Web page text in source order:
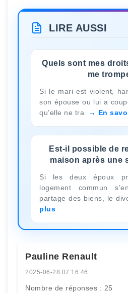
LIRE AUSSI
Quels sont mes
me
Si le mari est violent,
son épouse ou lui a
qu’elle ne tra
En
Est-il possible de
maison après une
Si les deux époux
logement commun
partage des biens, le
plus
Pauline Renault
2025-06-28 07:16:46
Nombre de réponses : 25